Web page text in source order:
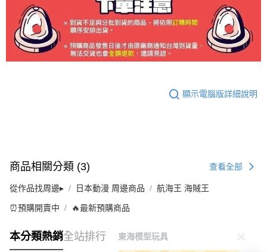
顯示電腦版詳細說明
商品相關分類 (3) 查看全部
從作品找周邊▸ 日本動漫 周邊商品 航海王 海賊王
⏰預購開賣中 🔥最新預購商品
本分類熱銷全站排行 東海模型玩具